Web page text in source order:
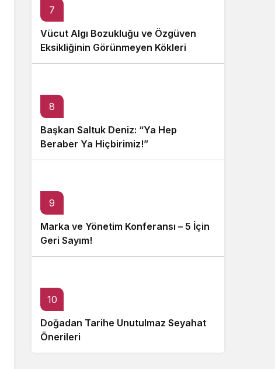
7
Vücut Algı Bozukluğu ve Özgüven
Eksikliğinin Görünmeyen Kökleri
8
Başkan Saltuk Deniz: “Ya Hep
Beraber Ya Hiçbirimiz!”
9
Marka ve Yönetim Konferansı – 5 İçin
Geri Sayım!
10
Doğadan Tarihe Unutulmaz Seyahat
Önerileri